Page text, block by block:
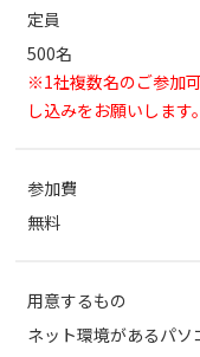
定員
500名
※1社複数名のご参加
し込みをお願いします。
参加費
無料
用意するもの
ネット環境があるパソ